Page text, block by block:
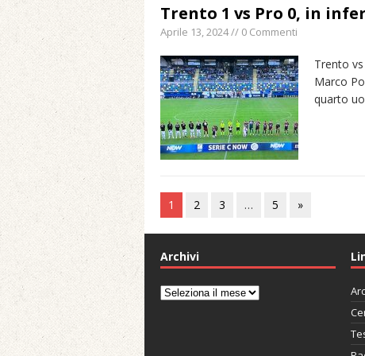
Trento 1 vs Pro 0, in
Aprile 13, 2024 // 0 Commenti
Trento
Marco
quarto
1 2 3 … 5 »
Archivi
Archivi